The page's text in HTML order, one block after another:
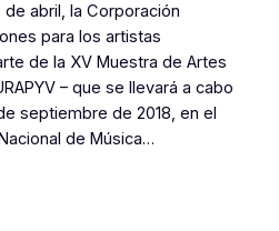
abril, la Corporación
para los artistas
de la XV Muestra de Artes
– que se llevará a cabo
septiembre de 2018, en el
de Música…